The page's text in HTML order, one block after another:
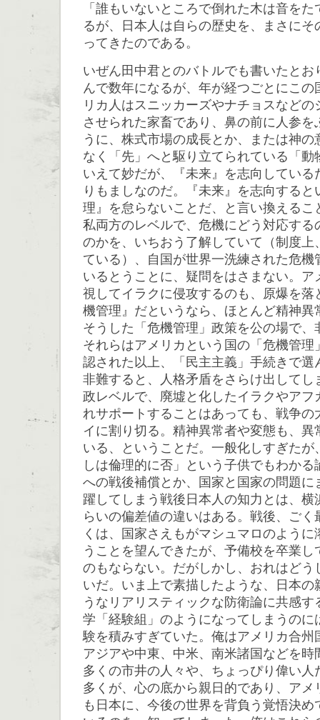
「誰もいないところで倒れた木は音を
るが、日本人は自らの歴史を、まさに
ってきたのである。
いぜん田中君とのバトルでも書いたとお
んで数年になるが、年が経つごとにこ
リカ人はスニッカーズやナチョスなど
させられた家畜であり、鼻の前に人参
うに、株式市場の成長とか、または神
なく「先」へと駆り立てられている「動
いえて妙だが、『未来』を志向している
りもましなのだ。『未来』を志向する
理』を怠らないことだ、と言い換えるこ
私両方のレベルで、危機にどう対応する
のかを、いちおう了解していて（制度上
ている）、自国が世界一洗練された危機
いるとうことに、疑問をはさまない。ア
視してイラクに侵攻するのも、原爆を落
機管理』だというなら、ほとんど精神異
そうした「危機管理」政策を公の場で、
それらはアメリカという国の「危機管理
認された以上、「民主主義」手続きで選
非難すると、人格矛盾をさらけ出してし
政レベルで、廃墟と化したイラクやアフ
れサポートすることはあっても、戦争の
イに割り切る。精神異常者や変態も、
いる、ということだ。一般化しすぎたが
しは倫理的に否」という子供でもわか
への戦後補償とか、国家と国家の問題に
躍してしまう戦後日本人の知力とは、横
らいの偏差値の違いはある。戦後、ご
くは、国家さえもがマシュマロのよう
うことを望んできたが、予備校を卒業
のもならない。だがしかし、おれはどう
いだ。いま上で素描したような、日本の
うなリアリスティックな防衛論に共感
学「経験組」のようになってしまうのに
験を積みすぎていた。俺はアメリカ合州
アジアや中東、中米、南米諸国などを時
多くの市井の人々や、ちょっぴり偉い人
多くが、心の底から親日的であり、アメ
も日本に、今後の世界を背負う覚悟決